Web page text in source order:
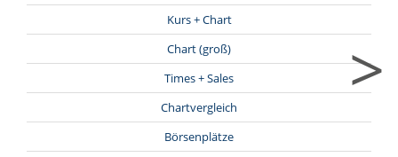
Kurs + Chart
Chart (groß)
Times + Sales
Chartvergleich
Börsenplätze
>